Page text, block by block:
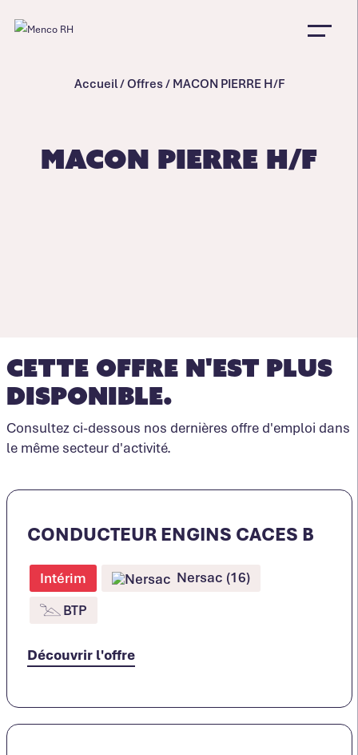
Accueil/Offres/ MACON PIERRE H/F
MACON PIERRE H/F
Cette offre n'est plus
disponible.
Consultez ci-dessous nos dernières offre d'emploi dans
le même secteur d'activité.
CONDUCTEUR ENGINS CACES B
Intérim
Nersac (16)
BTP
Découvrir l'offre